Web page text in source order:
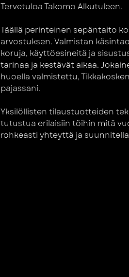
Tervetuloa Takomo Alkutuleen.
Täällä perinteinen sepäntaito
arvostuksen. Valmistan
koruja, käyttöesineitä ja
tarinaa ja kestävät aikaa.
huoella valmistettu,
pajassani.
Yksilöllisten tilaustuotteiden
tutustua erilaisiin töihin mitä
rohkeasti yhteyttä ja